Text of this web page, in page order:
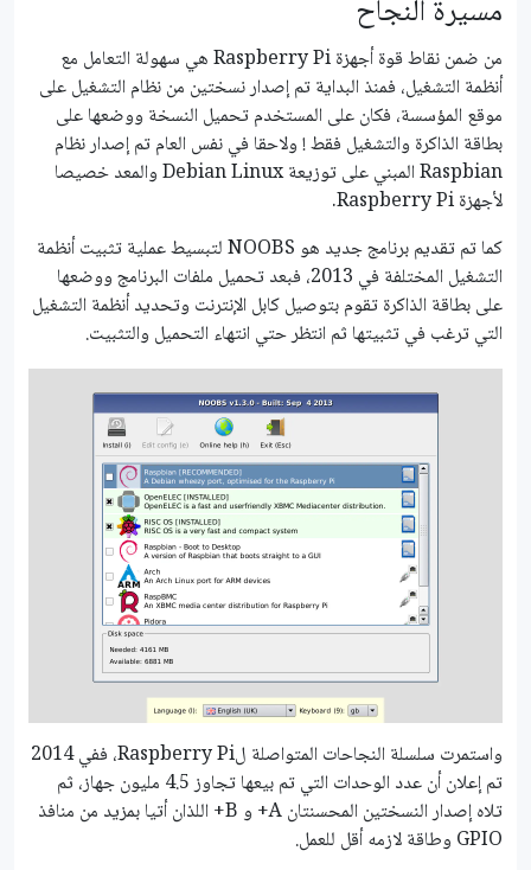
مسيرة النجاح
من ضمن نقاط قوة أجهزة Raspberry Pi هي سهولة التعامل مع
أنظمة التشغيل، فمنذ البداية تم إصدار نسختين من نظام التشغيل على
موقع المؤسسة، فكان على المستخدم تحميل النسخة ووضعها على
بطاقة الذاكرة والتشغيل فقط ! ولاحقا في نفس العام تم إصدار نظام
Raspbian المبني على توزيعة Debian Linux والمعد خصيصا
لأجهزة Raspberry Pi.
كما تم تقديم برنامج جديد هو NOOBS لتبسيط عملية تثبيت أنظمة
التشغيل المختلفة في 2013، فبعد تحميل ملفات البرنامج ووضعها
على بطاقة الذاكرة تقوم بتوصيل كابل الإنترنت وتحديد أنظمة التشغيل
التي ترغب في تثبيتها ثم انتظر حتي انتهاء التحميل والتثبيت.
واستمرت سلسلة النجاحات المتواصلة لRaspberry Pi، ففي 2014
تم إعلان أن عدد الوحدات التي تم بيعها تجاوز 4.5 مليون جهاز، ثم
تلاه إصدار النسختين المحسنتان A+ و B+ اللذان أتيا بمزيد من منافذ
GPIO وطاقة لازمه أقل للعمل.